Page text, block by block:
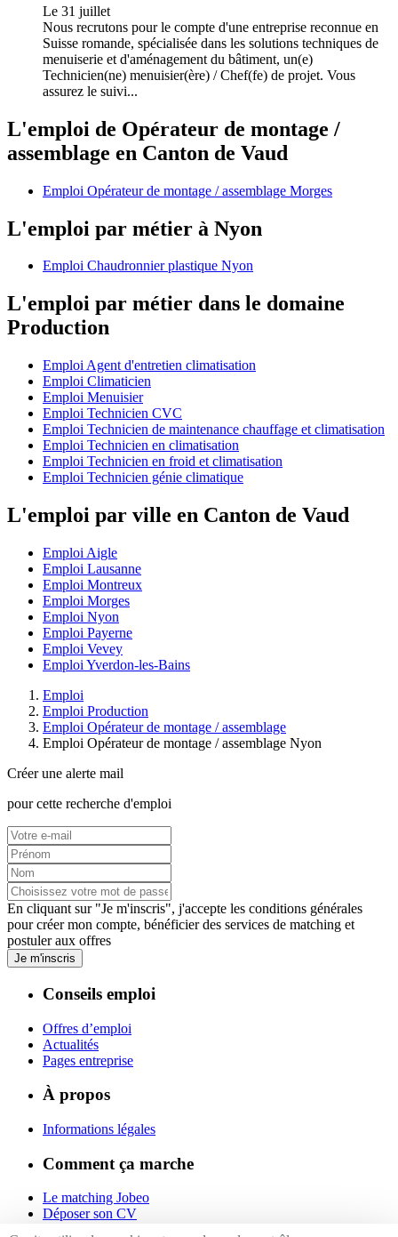
Le 31 juillet
Nous recrutons pour le compte d'une entreprise reconnue en
Suisse romande, spécialisée dans les solutions techniques de
menuiserie et d'aménagement du bâtiment, un(e)
Technicien(ne) menuisier(ère) / Chef(fe) de projet. Vous
assurez le suivi...
L'emploi de Opérateur de montage /
assemblage en Canton de Vaud
Emploi Opérateur de montage / assemblage Morges
L'emploi par métier à Nyon
Emploi Chaudronnier plastique Nyon
L'emploi par métier dans le domaine
Production
Emploi Agent d'entretien climatisation
Emploi Climaticien
Emploi Menuisier
Emploi Technicien CVC
Emploi Technicien de maintenance chauffage et climatisation
Emploi Technicien en climatisation
Emploi Technicien en froid et climatisation
Emploi Technicien génie climatique
L'emploi par ville en Canton de Vaud
Emploi Aigle
Emploi Lausanne
Emploi Montreux
Emploi Morges
Emploi Nyon
Emploi Payerne
Emploi Vevey
Emploi Yverdon-les-Bains
Emploi
Emploi Production
Emploi Opérateur de montage / assemblage
Emploi Opérateur de montage / assemblage Nyon
Créer une alerte mail
pour cette recherche d'emploi
En cliquant sur "Je m'inscris", j'accepte les conditions générales
pour créer mon compte, bénéficier des services de matching et
postuler aux offres
Je m'inscris
Conseils emploi
Offres d’emploi
Actualités
Pages entreprise
À propos
Informations légales
Comment ça marche
Le matching Jobeo
Déposer son CV